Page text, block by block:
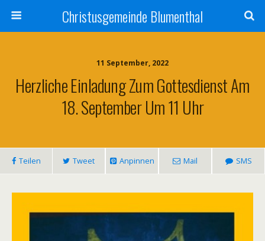
Christusgemeinde Blumenthal
11 September, 2022
Herzliche Einladung Zum Gottesdienst Am
18. September Um 11 Uhr
Teilen Tweet Anpinnen Mail SMS